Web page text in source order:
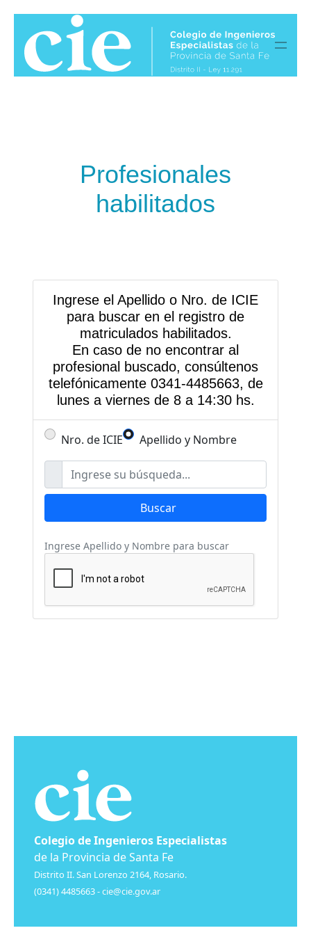
Skip to main content
Profesionales
habilitados
Ingrese el Apellido o Nro. de ICIE
para buscar en el registro de
matriculados habilitados.
En caso de no encontrar al
profesional buscado, consúltenos
telefónicamente 0341-4485663, de
lunes a viernes de 8 a 14:30 hs.
Nro. de ICIE Apellido y Nombre
Buscar
Ingrese Apellido y Nombre para buscar
Colegio de Ingenieros Especialistas
de la Provincia de Santa Fe
Distrito II. San Lorenzo 2164, Rosario.
(0341) 4485663 -cie@cie.gov.ar